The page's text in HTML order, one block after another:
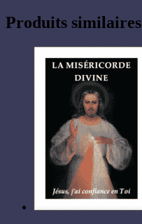
Produits similaires